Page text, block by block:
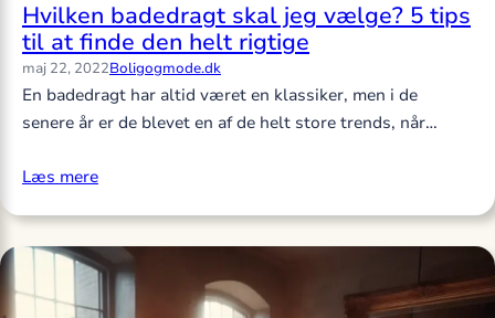
Hvilken badedragt skal jeg vælge? 5 tips
til at finde den helt rigtige
maj 22, 2022Boligogmode.dk
En badedragt har altid været en klassiker, men i de
senere år er de blevet en af de helt store trends, når…
Læs mere